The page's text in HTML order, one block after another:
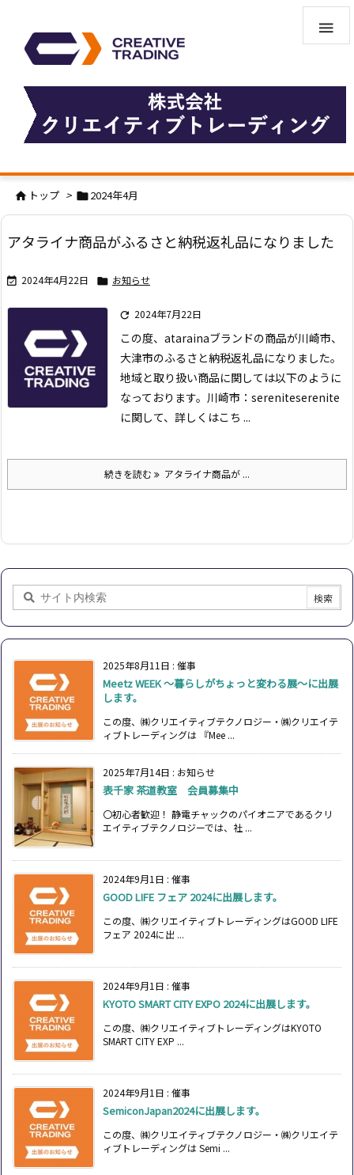

 トップ > 2024年4月
アタライナ商品がふるさと納税返礼品になりました
 2024年4月22日  お知らせ
 2024年7月22日
この度、atarainaブランドの商品が川崎市、
大津市のふるさと納税返礼品になりました。
地域と取り扱い商品に関しては以下のように
なっております。 川崎市：sereniteserenite
に関して、詳しくはこち ...
続きを読む アタライナ商品が ...
2025年8月11日 : 催事
Meetz WEEK ～暮らしがちょっと変わる展～に出展
します。
この度、㈱クリエイティブテクノロジー・㈱クリエイテ
ィブトレーディングは 『Mee ...
2025年7月14日 : お知らせ
表千家 茶道教室 会員募集中
〇初心者歓迎！ 静電チャックのパイオニアであるクリ
エイティブテクノロジーでは、社 ...
2024年9月1日 : 催事
GOOD LIFE フェア 2024に出展します。
この度、㈱クリエイティブトレーディングはGOOD LIFE
フェア 2024に出 ...
2024年9月1日 : 催事
KYOTO SMART CITY EXPO 2024に出展します。
この度、㈱クリエイティブトレーディングはKYOTO
SMART CITY EXP ...
2024年9月1日 : 催事
SemiconJapan2024に出展します。
この度、㈱クリエイティブテクノロジー・㈱クリエイテ
ィブトレーディングは Semi ...